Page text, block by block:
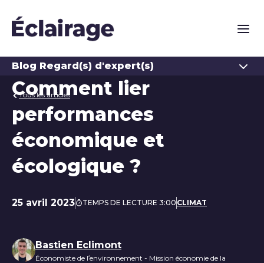
Blog Regard(s) d'expert(s)
Tous les articles
Comment lier
performances
économique et
écologique ?
Date de publication
25 avril 2023 TEMPS DE LECTURE 3:00 CLIMAT
Liste des auteurs
Bastien Eclimont
Économiste de l’environnement - Mission économie de la